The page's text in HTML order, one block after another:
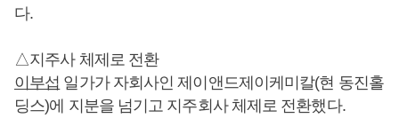
다.
△지주사 체제로 전환
이부섭 일가가 자회사인 제이앤드제이케미칼(현 동진홀
딩스)에 지분을 넘기고 지주회사 체제로 전환했다.